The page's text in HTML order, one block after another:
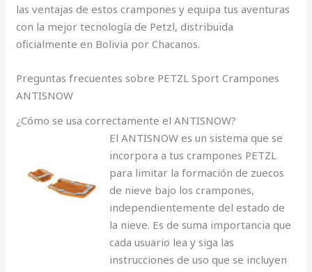
las ventajas de estos crampones y equipa tus aventuras
con la mejor tecnología de Petzl, distribuida
oficialmente en Bolivia por Chacanos.
Preguntas frecuentes sobre PETZL Sport Crampones
ANTISNOW
¿Cómo se usa correctamente el ANTISNOW?
El ANTISNOW es un sistema que se
incorpora a tus crampones PETZL
para limitar la formación de zuecos
de nieve bajo los crampones,
independientemente del estado de
la nieve. Es de suma importancia que
cada usuario lea y siga las
instrucciones de uso que se incluyen